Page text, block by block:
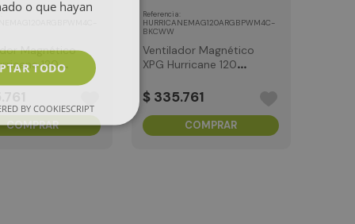
:
Magnético
120
COMPRAR
Referencia
HURRICANEMAG120ARGBPWM4C-
BKCWW
Ventilador Magnético
XPG Hurricane 120
$ 335.761
COMPRAR
o que hayan
TODO
BY COOKIESCRIPT